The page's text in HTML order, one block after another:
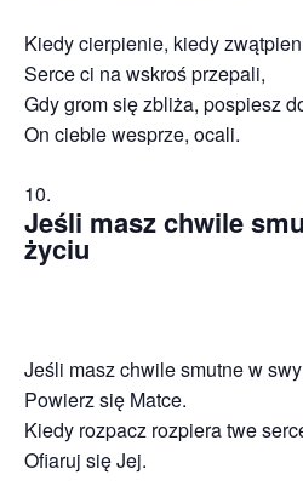
Kiedy cierpienie, kiedy
Serce ci na wskroś przepali,
Gdy grom się zbliża, pospiesz
On ciebie wesprze, ocali.
Jeśli masz chwile
życiu
Jeśli masz chwile smutne w
Powierz się Matce.
Kiedy rozpacz rozpiera twe
Ofiaruj się Jej.